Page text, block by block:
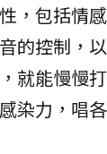
，包括情
的控制，
就能慢慢
染力，唱